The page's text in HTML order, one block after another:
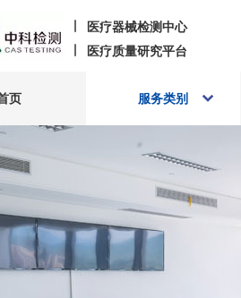
医疗器械检测中心
医疗质量研究平台
页 服务类别